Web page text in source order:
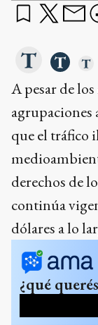
A pesar de
agrupaciones
que el tráfico
derechos de
continúa
dólares a lo
¿qué